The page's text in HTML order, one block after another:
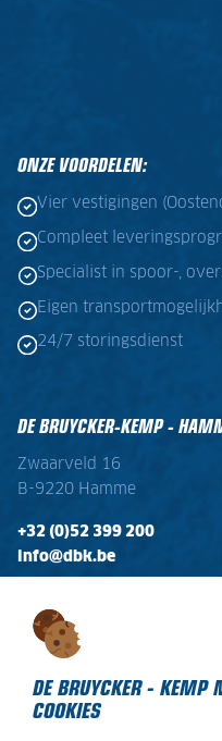
DE BRUYCKER - KEMP
COOKIES
ONZE VOORDELEN:
Vier vestigingen
Compleet
Specialist in spoor-,
Eigen
24/7 storingsdienst
DE BRUYCKER-KEMP -
Zwaarveld 16
B-9220 Hamme
+32 (0)52 399 200
info@dbk.be
Ma - Vr: